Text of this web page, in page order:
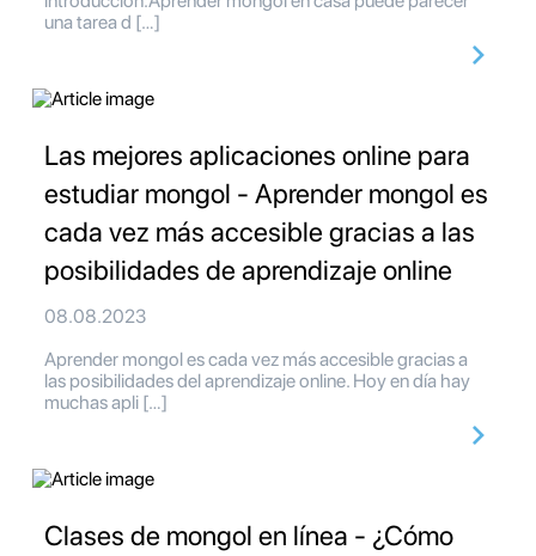
una tarea d […]
Las mejores aplicaciones online para
estudiar mongol - Aprender mongol es
cada vez más accesible gracias a las
posibilidades de aprendizaje online
08.08.2023
Aprender mongol es cada vez más accesible gracias a
las posibilidades del aprendizaje online. Hoy en día hay
muchas apli […]
Clases de mongol en línea - ¿Cómo